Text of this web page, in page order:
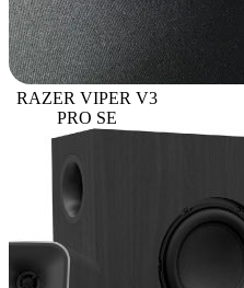
RAZER VIPER V3
PRO SE